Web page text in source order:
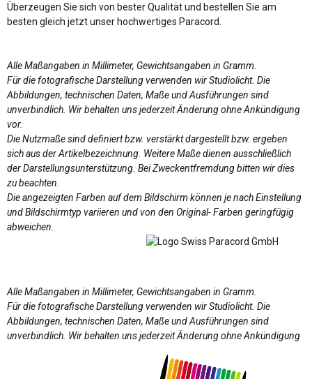
Überzeugen Sie sich von bester Qualität und bestellen Sie am
besten gleich jetzt unser hochwertiges Paracord.
Alle Maßangaben in Millimeter, Gewichtsangaben in Gramm.
Für die fotografische Darstellung verwenden wir Studiolicht. Die
Abbildungen, technischen Daten, Maße und Ausführungen sind
unverbindlich. Wir behalten uns jederzeit Änderung ohne Ankündigung
vor.
Die Nutzmaße sind definiert bzw. verstärkt dargestellt bzw. ergeben
sich aus der Artikelbezeichnung. Weitere Maße dienen ausschließlich
der Darstellungsunterstützung. Bei Zweckentfremdung bitten wir dies
zu beachten.
Die angezeigten Farben auf dem Bildschirm können je nach Einstellung
und Bildschirmtyp variieren und von den Original- Farben geringfügig
abweichen.
Alle Maßangaben in Millimeter, Gewichtsangaben in Gramm.
Für die fotografische Darstellung verwenden wir Studiolicht. Die
Abbildungen, technischen Daten, Maße und Ausführungen sind
unverbindlich. Wir behalten uns jederzeit Änderung ohne Ankündigung